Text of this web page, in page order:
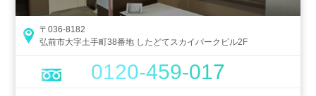
〒036-8182
弘前市大字土手町38番地 したどてスカイパークビル2F
0120-459-017